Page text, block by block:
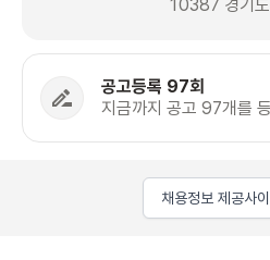
10387 경기도
공고등록 97회
지금까지 공고 97개를
채용정보 제공사